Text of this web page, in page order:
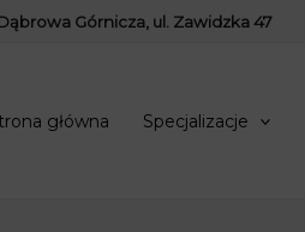
Górnicza, ul. Zawidzka 47
główna Specjalizacje